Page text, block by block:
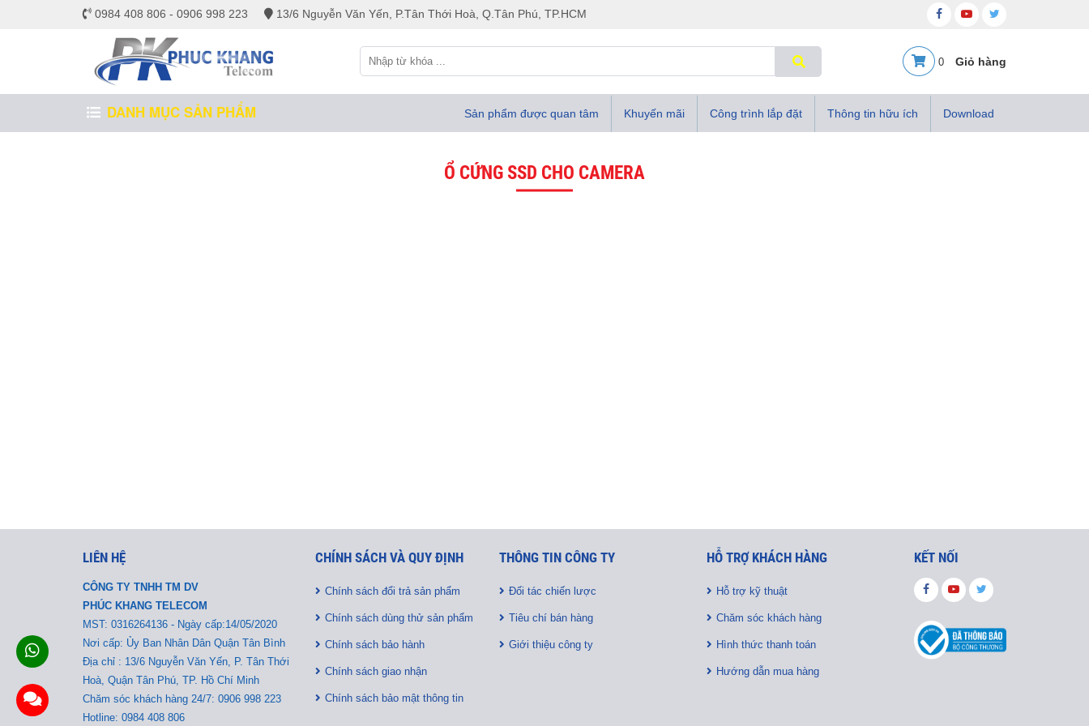
0984 408 806 - 0906 998 223 13/6 Nguyễn Văn Yến, P.Tân Thới Hoà, Q.Tân Phú, TP.HCM
0
DANH MỤC SẢN PHẨM Sản phẩm được quan tâm Khuyến mãi Công trình lắp đặt Thông tin hữu ích Download
Ổ CỨNG SSD CHO CAMERA
LIÊN HỆ
CÔNG TY TNHH TM DV
PHÚC KHANG TELECOM
MST: 0316264136 - Ngày cấp:14/05/2020
Nơi cấp: Ủy Ban Nhân Dân Quận Tân Bình
Địa chỉ : 13/6 Nguyễn Văn Yến, P. Tân Thới
Hoà, Quận Tân Phú, TP. Hồ Chí Minh
Chăm sóc khách hàng 24/7: 0906 998 223
Hotline: 0984 408 806
CHÍNH SÁCH VÀ QUY ĐỊNH
Chính sách đổi trả sản phẩm
Chính sách dùng thử sản phẩm
Chính sách bảo hành
Chính sách giao nhận
Chính sách bảo mật thông tin
THÔNG TIN CÔNG TY
Đối tác chiến lược
Tiêu chí bán hàng
Giới thiệu công ty
HỖ TRỢ KHÁCH HÀNG
Hỗ trợ kỹ thuật
Chăm sóc khách hàng
Hình thức thanh toán
Hướng dẫn mua hàng
KẾT NỐI